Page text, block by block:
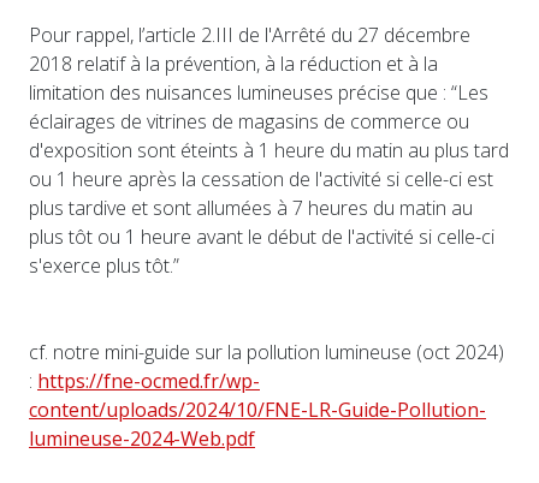
Pour rappel, l’article 2.III de l'Arrêté du 27 décembre
2018 relatif à la prévention, à la réduction et à la
limitation des nuisances lumineuses précise que : “Les
éclairages de vitrines de magasins de commerce ou
d'exposition sont éteints à 1 heure du matin au plus tard
ou 1 heure après la cessation de l'activité si celle-ci est
plus tardive et sont allumées à 7 heures du matin au
plus tôt ou 1 heure avant le début de l'activité si celle-ci
s'exerce plus tôt.”
cf. notre mini-guide sur la pollution lumineuse (oct 2024)
: https://fne-ocmed.fr/wp-
content/uploads/2024/10/FNE-LR-Guide-Pollution-
lumineuse-2024-Web.pdf